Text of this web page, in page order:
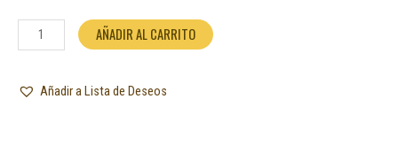
AÑADIR AL CARRITO
Añadir a Lista de Deseos